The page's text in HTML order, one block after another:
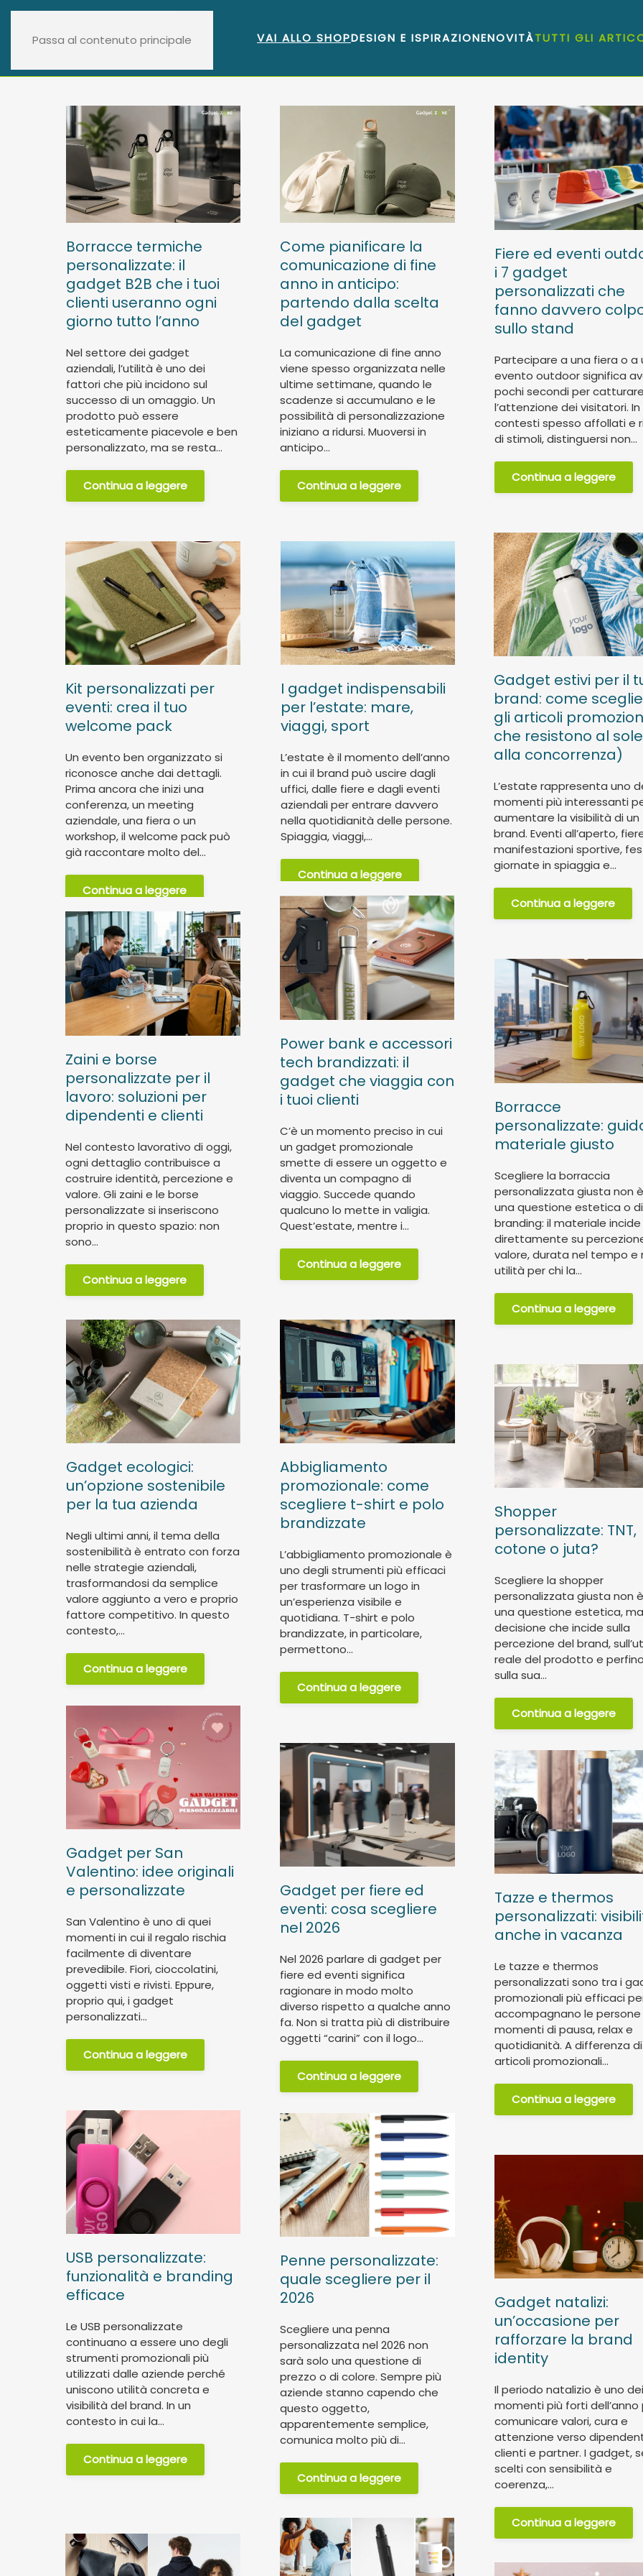
Passa al contenuto principale VAI ALLO SHOPDESIGN E ISPIRAZIONENOVITÀTUTTI GLI
Borracce termiche
personalizzate: il
gadget B2B che i tuoi
clienti useranno ogni
giorno tutto l’anno
Nel settore dei gadget
aziendali, l’utilità è uno dei
fattori che più incidono sul
successo di un omaggio. Un
prodotto può essere
esteticamente piacevole e ben
personalizzato, ma se resta...
Continua a leggere
Come pianificare la
comunicazione di fine
anno in anticipo:
partendo dalla scelta
del gadget
La comunicazione di fine anno
viene spesso organizzata nelle
ultime settimane, quando le
scadenze si accumulano e le
possibilità di personalizzazione
iniziano a ridursi. Muoversi in
anticipo...
Continua a leggere
Fiere ed eventi
i 7 gadget
personalizzati che
fanno davvero
sullo stand
Partecipare a una fiera o a
evento outdoor significa
pochi secondi per
l’attenzione dei visitatori. In
contesti spesso affollati e
di stimoli, distinguersi non...
Continua a leggere
Gadget estivi per il
brand: come
gli articoli
che resistono al
alla concorrenza)
L’estate rappresenta uno
momenti più interessanti
aumentare la visibilità di un
brand. Eventi all’aperto,
manifestazioni sportive,
giornate in spiaggia e...
Continua a leggere
Kit personalizzati per
eventi: crea il tuo
welcome pack
Un evento ben organizzato si
riconosce anche dai dettagli.
Prima ancora che inizi una
conferenza, un meeting
aziendale, una fiera o un
workshop, il welcome pack può
già raccontare molto del...
Continua a leggere
I gadget indispensabili
per l’estate: mare,
viaggi, sport
L’estate è il momento dell’anno
in cui il brand può uscire dagli
uffici, dalle fiere e dagli eventi
aziendali per entrare davvero
nella quotidianità delle persone.
Spiaggia, viaggi,...
Continua a leggere
Power bank e accessori
tech brandizzati: il
gadget che viaggia con
i tuoi clienti
C’è un momento preciso in cui
un gadget promozionale
smette di essere un oggetto e
diventa un compagno di
viaggio. Succede quando
qualcuno lo mette in valigia.
Quest’estate, mentre i...
Continua a leggere
Zaini e borse
personalizzate per il
lavoro: soluzioni per
dipendenti e clienti
Nel contesto lavorativo di oggi,
ogni dettaglio contribuisce a
costruire identità, percezione e
valore. Gli zaini e le borse
personalizzate si inseriscono
proprio in questo spazio: non
sono...
Continua a leggere
Borracce
personalizzate:
materiale giusto
Scegliere la borraccia
personalizzata giusta non
una questione estetica o di
branding: il materiale incide
direttamente su
valore, durata nel tempo e
utilità per chi la...
Continua a leggere
Gadget ecologici:
un’opzione sostenibile
per la tua azienda
Negli ultimi anni, il tema della
sostenibilità è entrato con forza
nelle strategie aziendali,
trasformandosi da semplice
valore aggiunto a vero e proprio
fattore competitivo. In questo
contesto,...
Continua a leggere
Abbigliamento
promozionale: come
scegliere t-shirt e polo
brandizzate
L’abbigliamento promozionale è
uno degli strumenti più efficaci
per trasformare un logo in
un’esperienza visibile e
quotidiana. T-shirt e polo
brandizzate, in particolare,
permettono...
Continua a leggere
Shopper
personalizzate: TNT,
cotone o juta?
Scegliere la shopper
personalizzata giusta non
una questione estetica,
decisione che incide sulla
percezione del brand,
reale del prodotto e
sulla sua...
Continua a leggere
Gadget per San
Valentino: idee originali
e personalizzate
San Valentino è uno di quei
momenti in cui il regalo rischia
facilmente di diventare
prevedibile. Fiori, cioccolatini,
oggetti visti e rivisti. Eppure,
proprio qui, i gadget
personalizzati...
Continua a leggere
Gadget per fiere ed
eventi: cosa scegliere
nel 2026
Nel 2026 parlare di gadget per
fiere ed eventi significa
ragionare in modo molto
diverso rispetto a qualche anno
fa. Non si tratta più di distribuire
oggetti “carini” con il logo...
Continua a leggere
Tazze e thermos
personalizzati:
anche in vacanza
Le tazze e thermos
personalizzati sono tra i
promozionali più efficaci
accompagnano le persone
momenti di pausa, relax e
quotidianità. A differenza
articoli promozionali...
Continua a leggere
USB personalizzate:
funzionalità e branding
efficace
Le USB personalizzate
continuano a essere uno degli
strumenti promozionali più
utilizzati dalle aziende perché
uniscono utilità concreta e
visibilità del brand. In un
contesto in cui la...
Continua a leggere
Penne personalizzate:
quale scegliere per il
2026
Scegliere una penna
personalizzata nel 2026 non
sarà solo una questione di
prezzo o di colore. Sempre più
aziende stanno capendo che
questo oggetto,
apparentemente semplice,
comunica molto più di...
Continua a leggere
Gadget natalizi:
un’occasione per
rafforzare la brand
identity
Il periodo natalizio è uno dei
momenti più forti dell’anno
comunicare valori, cura e
attenzione verso
clienti e partner. I gadget,
scelti con sensibilità e
coerenza,...
Continua a leggere